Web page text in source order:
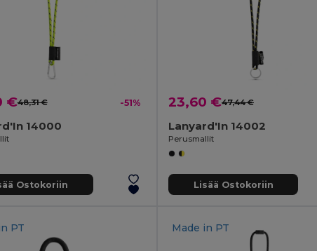
€48,31 € -51%
14000
Ostokoriin
23,60 €47,44 €
Lanyard'In 14002
Perusmallit
Lisää Ostokoriin
PT Made in PT